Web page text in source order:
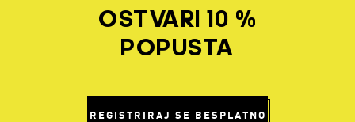
OSTVARI 10 %
POPUSTA
REGISTRIRAJ SE BESPLATNO